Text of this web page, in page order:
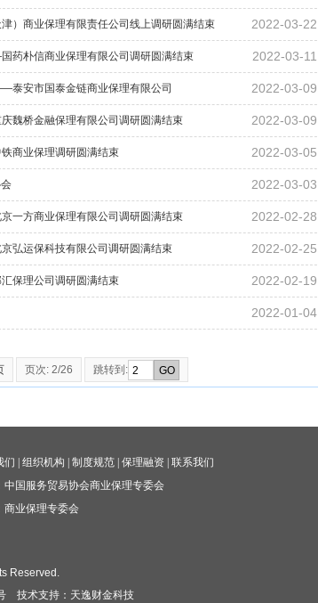
）商业保理有限责任公司线上调研圆满结束 2022-03-22
药朴信商业保理有限公司调研圆满结束 2022-03-11
泰安市国泰金链商业保理有限公司 2022-03-09
魏桥金融保理有限公司调研圆满结束 2022-03-09
商业保理调研圆满结束 2022-03-05
2022-03-03
一方商业保理有限公司调研圆满结束 2022-02-28
弘运保科技有限公司调研圆满结束 2022-02-25
保理公司调研圆满结束 2022-02-19
2022-01-04
页次: 2/26 跳转到:
们 组织机构 制度规范 保理融资 联系我们
中国服务贸易协会商业保理专委会
商业保理专委会
Reserved.
技术支持：天逸财金科技